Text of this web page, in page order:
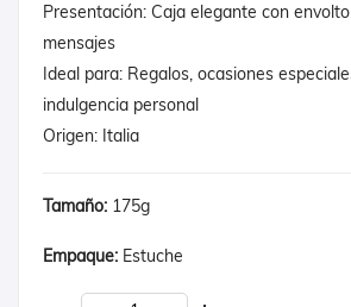
Presentación: Caja elegante con
mensajes
Ideal para: Regalos, ocasiones
indulgencia personal
Origen: Italia
Tamaño: 175g
Empaque: Estuche